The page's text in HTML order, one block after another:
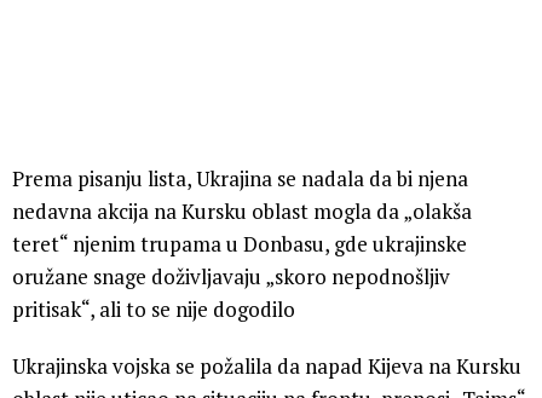
Prema pisanju lista, Ukrajina se nadala da bi njena
nedavna akcija na Kursku oblast mogla da „olakša
teret“ njenim trupama u Donbasu, gde ukrajinske
oružane snage doživljavaju „skoro nepodnošljiv
pritisak“, ali to se nije dogodilo
Ukrajinska vojska se požalila da napad Kijeva na Kursku